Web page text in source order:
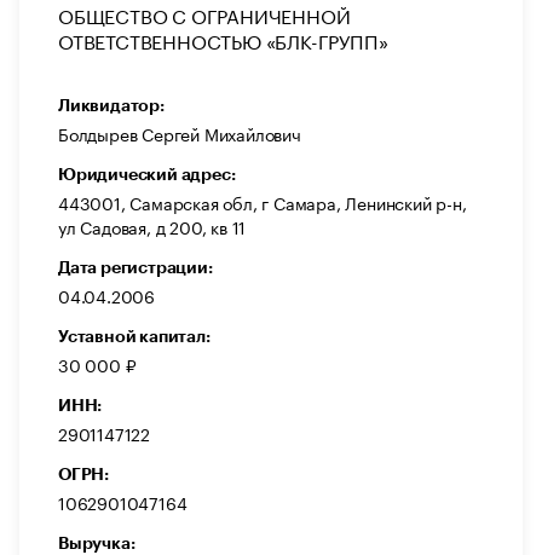
ОБЩЕСТВО С ОГРАНИЧЕННОЙ
ОТВЕТСТВЕННОСТЬЮ «БЛК-ГРУПП»
Ликвидатор:
Болдырев Сергей Михайлович
Юридический адрес:
443001, Самарская обл, г Самара, Ленинский р-н,
ул Садовая, д 200, кв 11
Дата регистрации:
04.04.2006
Уставной капитал:
30 000 ₽
ИНН:
2901147122
ОГРН:
1062901047164
Выручка: